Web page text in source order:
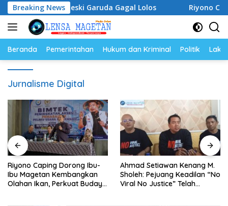
Langsung
ke
konten
Breaking News
Meski Garuda Gagal Lolos Riyono Caping
Beranda Pemerintahan Hukum dan Kriminal Politik
Jurnalisme Digital
Riyono Caping Dorong Ibu-
Ibu Magetan Kembangkan
Olahan Ikan, Perkuat Budaya
Ahmad Setiawan Kenang M.
Sholeh: Pejuang Keadilan “No
Viral No Justice” Telah